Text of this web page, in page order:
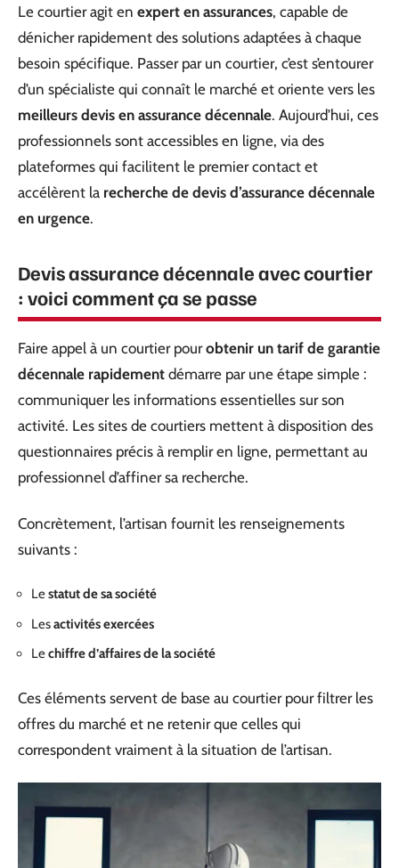
Le courtier agit en expert en assurances, capable de
dénicher rapidement des solutions adaptées à chaque
besoin spécifique. Passer par un courtier, c’est s’entourer
d’un spécialiste qui connaît le marché et oriente vers les
meilleurs devis en assurance décennale. Aujourd’hui, ces
professionnels sont accessibles en ligne, via des
plateformes qui facilitent le premier contact et
accélèrent la recherche de devis d’assurance décennale
en urgence.
Devis assurance décennale avec courtier
: voici comment ça se passe
Faire appel à un courtier pourobtenir un tarif de garantie
décennale rapidement démarre par une étape simple :
communiquer les informations essentielles sur son
activité. Les sites de courtiers mettent à disposition des
questionnaires précis à remplir en ligne, permettant au
professionnel d’affiner sa recherche.
Concrètement, l’artisan fournit les renseignements
suivants :
Lestatut de sa société
Lesactivités exercées
Lechiffre d’affaires de la société
Ces éléments servent de base au courtier pour filtrer les
offres du marché et ne retenir que celles qui
correspondent vraiment à la situation de l’artisan.